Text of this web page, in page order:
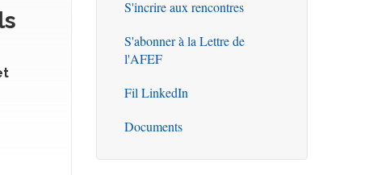
S'incrire aux rencontres
S'abonner à la Lettre de
l'AFEF
Fil LinkedIn
Documents